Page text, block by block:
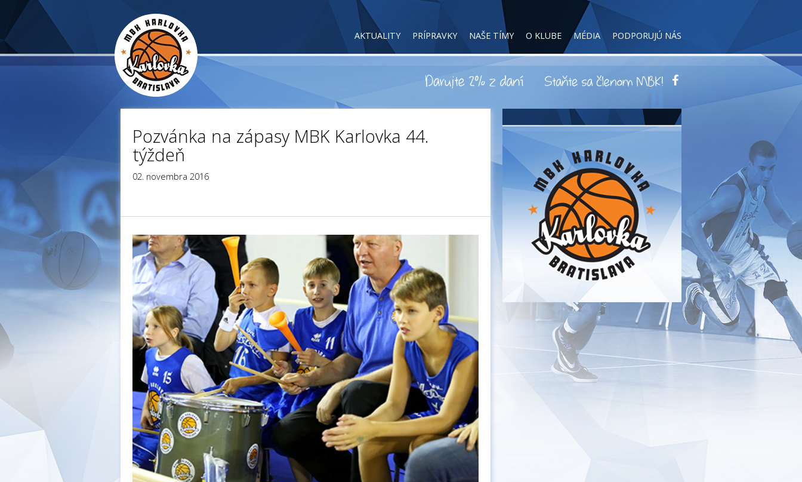
AKTUALITY PRÍPRAVKY NAŠE TÍMY O KLUBE MÉDIA PODPORUJÚ NÁS
Pozvánka na zápasy MBK Karlovka 44.
týždeň
02. novembra 2016